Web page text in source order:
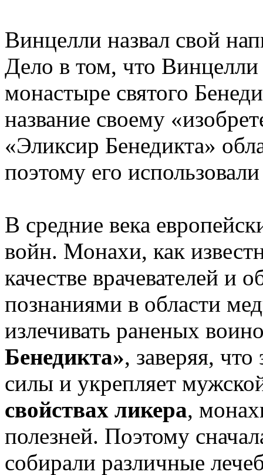
Винцелли назвал свой
Дело в том, что
монастыре святого
название своему
«Эликсир Бенедикта»
поэтому его
В средние века
войн. Монахи, как
качестве врачевателей и
познаниями в области
излечивать раненых
Бенедикта», заверяя, что
силы и укрепляет
свойствах ликера,
полезней. Поэтому
собирали различные